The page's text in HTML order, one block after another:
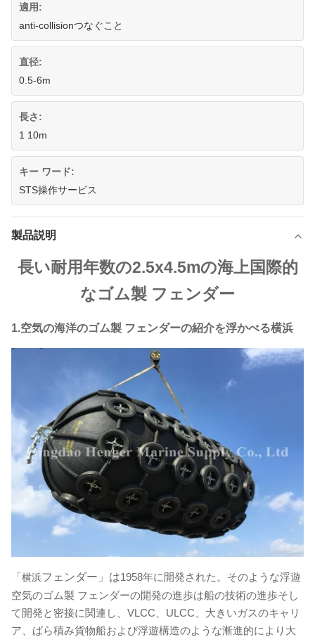
適用:
anti-collisionつなぐこと
直径:
0.5-6m
長さ:
1 10m
キー ワード:
STS操作サービス
製品説明
長い耐用年数の2.5x4.5mの海上国際的
なゴム製 フェンダー
1.空気の海洋のゴム製 フェンダーの紹介を浮かべる横浜
「横浜フェンダー」は1958年に開発された。そのような浮遊
空気のゴム製 フェンダーの開発の進歩は船の技術の進歩そし
て開発と密接に関連し、VLCC、ULCC、大きいガスのキャリ
ア、ばら積み貨物船および浮遊構造のような漸進的により大